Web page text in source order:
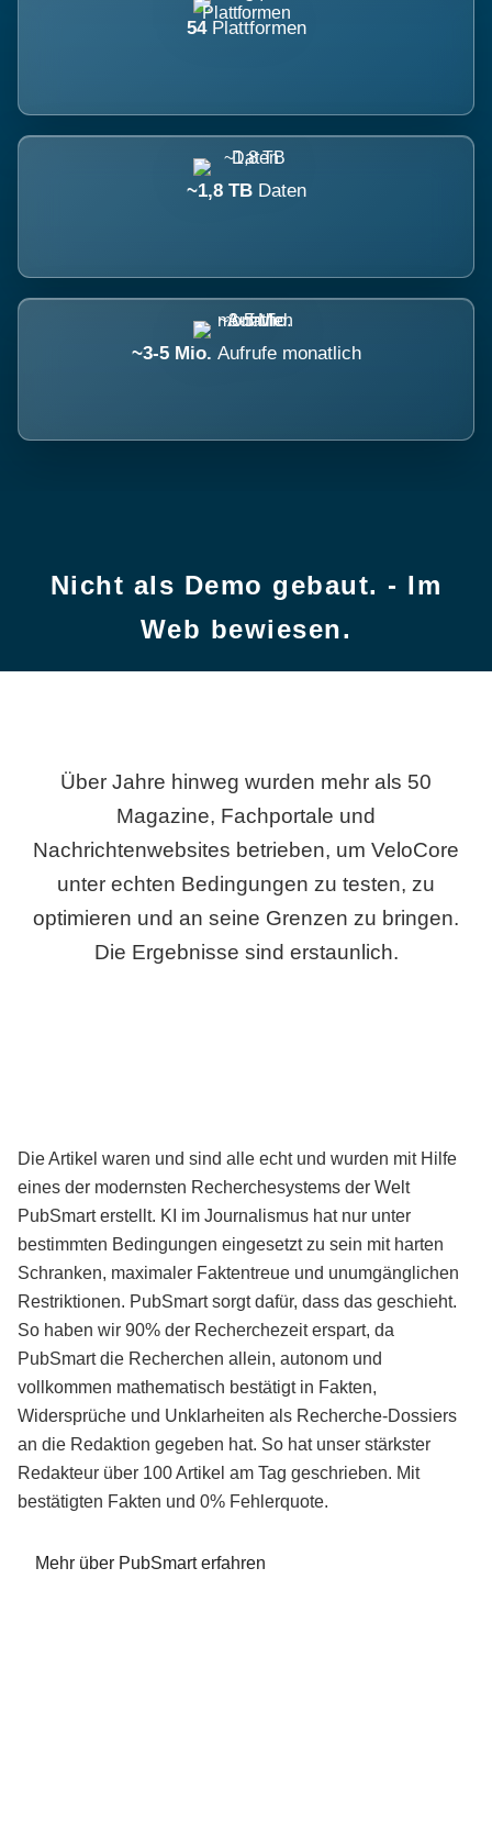
54 Plattformen
~1,8 TB Daten
~3-5 Mio. Aufrufe monatlich
Nicht als Demo gebaut. - Im
Web bewiesen.
Über Jahre hinweg wurden mehr als 50
Magazine, Fachportale und
Nachrichtenwebsites betrieben, um VeloCore
unter echten Bedingungen zu testen, zu
optimieren und an seine Grenzen zu bringen.
Die Ergebnisse sind erstaunlich.
Die Artikel waren und sind alle echt und wurden mit Hilfe
eines der modernsten Recherchesystems der Welt
PubSmart erstellt. KI im Journalismus hat nur unter
bestimmten Bedingungen eingesetzt zu sein mit harten
Schranken, maximaler Faktentreue und unumgänglichen
Restriktionen. PubSmart sorgt dafür, dass das geschieht.
So haben wir 90% der Recherchezeit erspart, da
PubSmart die Recherchen allein, autonom und
vollkommen mathematisch bestätigt in Fakten,
Widersprüche und Unklarheiten als Recherche-Dossiers
an die Redaktion gegeben hat. So hat unser stärkster
Redakteur über 100 Artikel am Tag geschrieben. Mit
bestätigten Fakten und 0% Fehlerquote.
Mehr über PubSmart erfahren